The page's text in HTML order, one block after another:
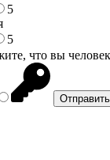
5
5
что вы